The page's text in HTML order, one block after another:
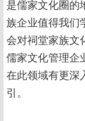
是儒家文化圈的
族企业值得我们
会对祠堂家族文
儒家文化管理企
在此领域有更深
引。